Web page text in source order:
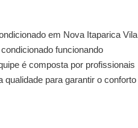
em Nova Itaparica Vila
funcionando
é composta por profissionais
para garantir o conforto